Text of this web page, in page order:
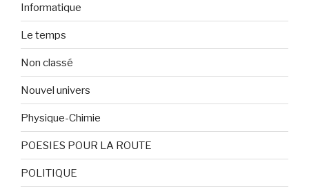
Informatique
Le temps
Non classé
Nouvel univers
Physique-Chimie
POESIES POUR LA ROUTE
POLITIQUE